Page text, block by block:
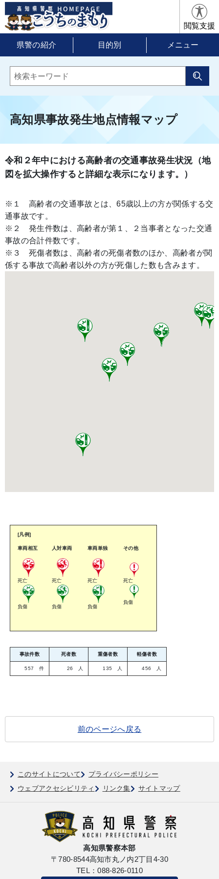
閲覧支援
県警の紹介 目的別 メニュー
高知県事故発生地点情報マップ
令和２年中における高齢者の交通事故発生状況（地
図を拡大操作すると詳細な表示になります。）
※１ 高齢者の交通事故とは、65歳以上の方が関係する交
通事故です。
※２ 発生件数は、高齢者が第１、２当事者となった交通
事故の合計件数です。
※３ 死傷者数は、高齢者の死傷者数のほか、高齢者が関
係する事故で高齢者以外の方が死傷した数も含みます。
[凡例]
車両相互 人対車両 車両単独 その他
死亡
負傷
死亡
負傷
死亡
負傷
死亡
負傷
事故件数 死者数 重傷者数 軽傷者数
557 件 26 人 135 人 456 人
前のページへ戻る
このサイトについて
プライバシーポリシー
ウェブアクセシビリティ
リンク集 サイトマップ
高知県警察本部
〒780-8544高知市丸ノ内2丁目4-30
TEL：088-826-0110